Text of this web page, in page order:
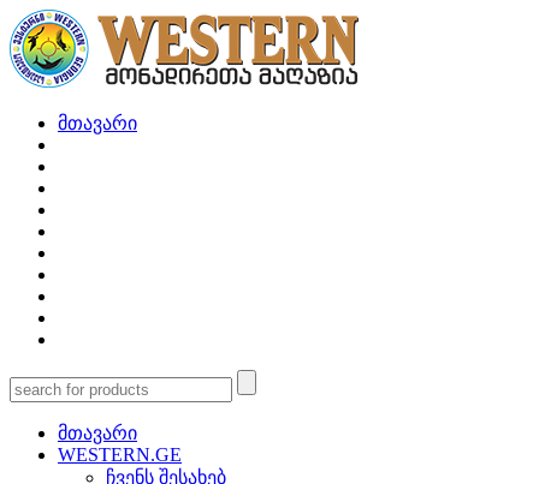
მთავარი
მთავარი
WESTERN.GE
ჩვენს შესახებ